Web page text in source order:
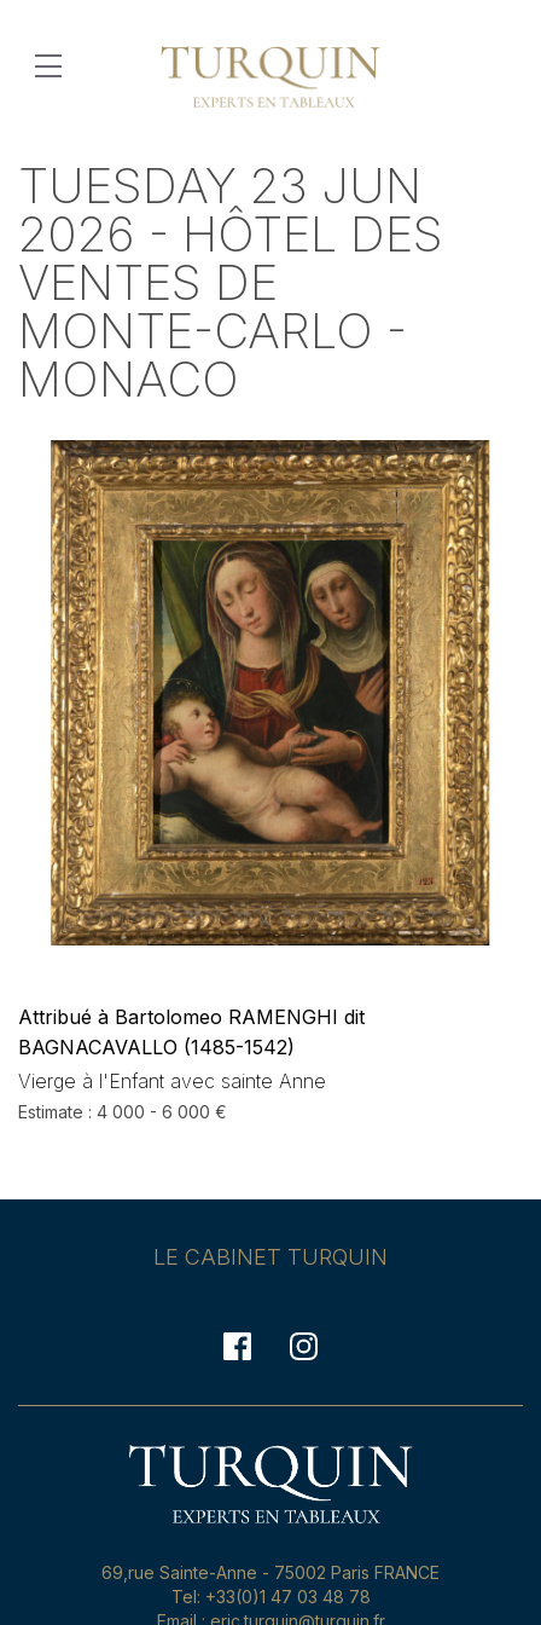
TUESDAY 23 JUN
2026 - HÔTEL DES
VENTES DE
MONTE-CARLO -
MONACO
Attribué à Bartolomeo RAMENGHI dit
BAGNACAVALLO (1485-1542)
Vierge à l'Enfant avec sainte Anne
Estimate : 4 000 - 6 000 €
LE CABINET TURQUIN
69,rue Sainte-Anne - 75002 Paris FRANCE
Tel: +33(0)1 47 03 48 78